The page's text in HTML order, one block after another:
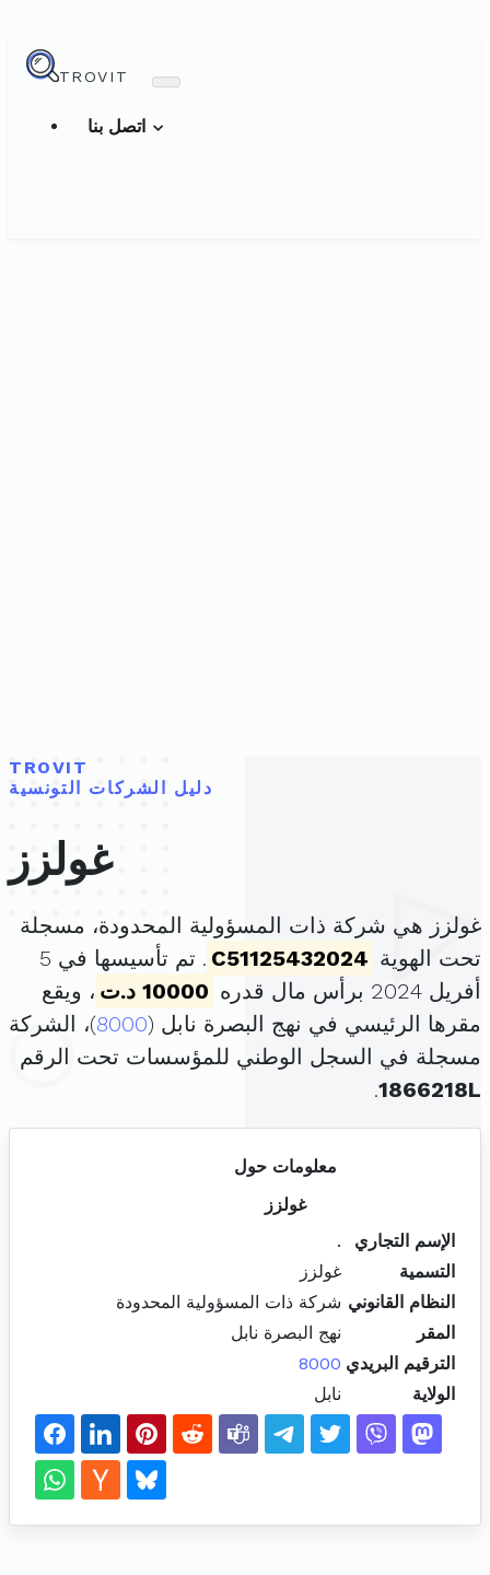
TROVIT
TROVIT
دليل الشركات التونسية
غولزز
غولزز هي شركة ذات المسؤولية المحدودة، مسجلة
تحت الهوية C51125432024
. تم تأسيسها في 5
أفريل 2024 برأس مال قدره
10000 د.ت
، ويقع
مقرها الرئيسي في نهج البصرة نابل (8000)، الشركة
مسجلة في السجل الوطني للمؤسسات تحت الرقم
1866218L
.
معلومات حول
غولزز
الإسم التجاري
.
التسمية
غولزز
النظام القانوني شركة ذات المسؤولية المحدودة
المقر
نهج البصرة نابل
الترقيم البريدي 8000
الولاية
نابل